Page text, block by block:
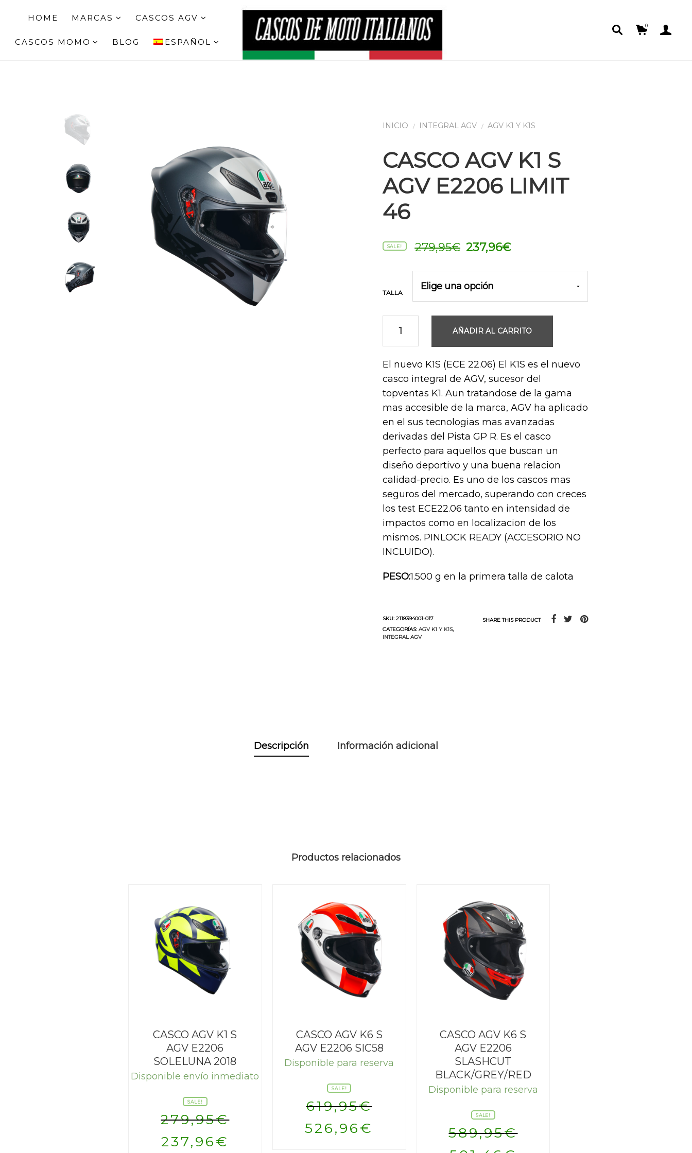
HOME MARCAS CASCOS AGV
CASCOS MOMO BLOG ESPAÑOL
0
CASCO AGV K1 S
AGV E2206 LIMIT
46
SALE! 279,95€ El
era:
237,96€El
TALLA
AÑADIR AL CARRITO
El nuevo K1S (ECE 22.06) El K1S es el nuevo
casco integral de AGV, sucesor del
topventas K1. Aun tratandose de la gama
mas accesible de la marca, AGV ha aplicado
en el sus tecnologias mas avanzadas
derivadas del Pista GP R. Es el casco
perfecto para aquellos que buscan un
diseño deportivo y una buena relacion
calidad-precio. Es uno de los cascos mas
seguros del mercado, superando con creces
los test ECE22.06 tanto en intensidad de
impactos como en localizacion de los
mismos. PINLOCK READY (ACCESORIO NO
INCLUIDO).
PESO:1.500 g en la primera talla de calota
SKU: 2118394001-017
CATEGORÍAS: AGV K1 Y K1S,
INTEGRAL AGV
SHARE THIS PRODUCT
Descripción Información adicional
Productos relacionados
CASCO AGV K1 S
AGV E2206
SOLELUNA 2018
Disponible envío inmediato
SALE!
279,95€
El
237,96€
CASCO AGV K6 S
AGV E2206 SIC58
Disponible para reserva
SALE!
619,95€
El
526,96€
CASCO AGV K6 S
AGV E2206
SLASHCUT
BLACK/GREY/RED
Disponible para reserva
SALE!
589,95€